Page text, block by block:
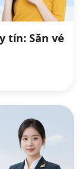
tín: Săn vé